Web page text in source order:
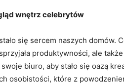
wnętrz celebrytów
się sercem naszych domów.
produktywności, ‍ale ⁤także
biuro, aby stało⁤ się oazą
osobistości, które z